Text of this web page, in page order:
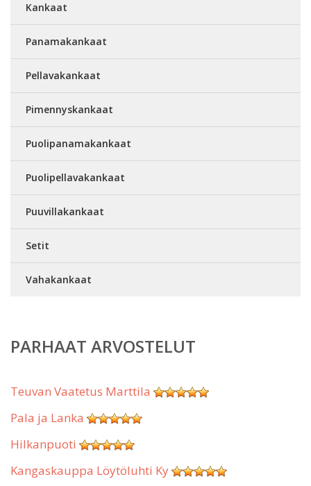
Kankaat
Panamakankaat
Pellavakankaat
Pimennyskankaat
Puolipanamakankaat
Puolipellavakankaat
Puuvillakankaat
Setit
Vahakankaat
PARHAAT ARVOSTELUT
Teuvan Vaatetus Marttila
Pala ja Lanka
Hilkanpuoti
Kangaskauppa Löytöluhti Ky